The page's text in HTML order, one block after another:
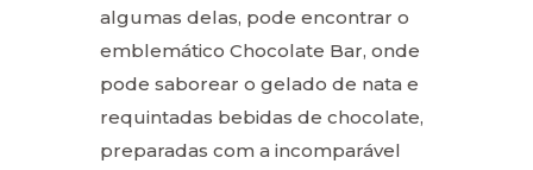
algumas delas, pode encontrar o
emblemático Chocolate Bar, onde
pode saborear o gelado de nata e
requintadas bebidas de chocolate,
preparadas com a incomparável